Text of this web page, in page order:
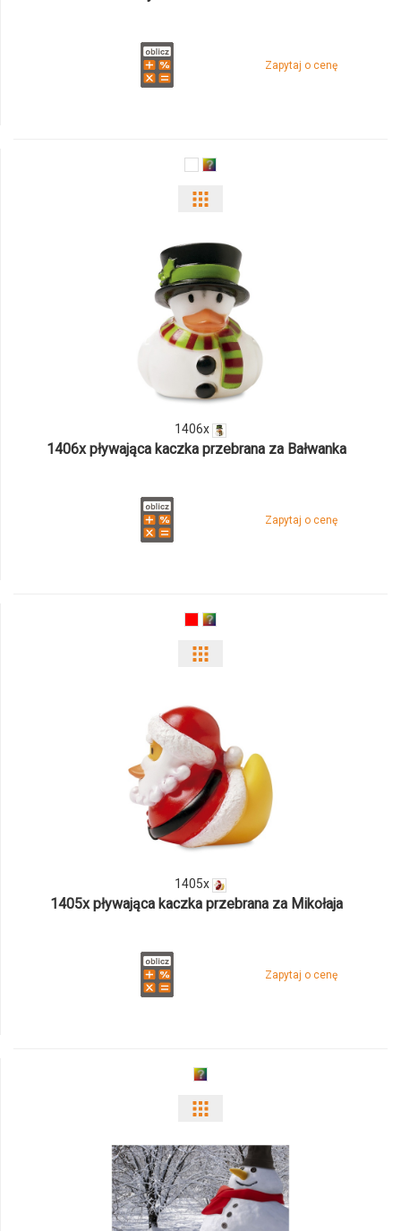
Zapytaj o cenę
i
ilości
produktu
1406x
1406x
1406x pływająca kaczka przebrana za Bałwanka
Zapytaj o cenę
ilości
produktu
1405x
1405x
1405x pływająca kaczka przebrana za Mikołaja
Zapytaj o cenę
odmiany
i
ilości